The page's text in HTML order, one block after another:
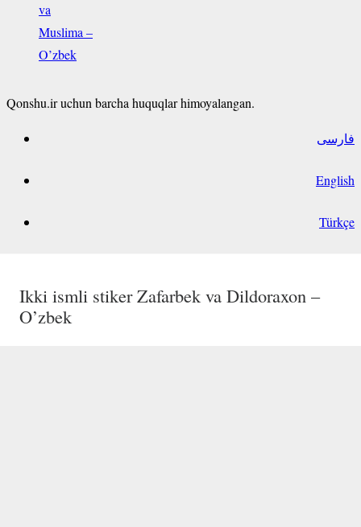
Ikki ismli stiker Javlonbek va Sitora –
O’zbek
Shoh ism stikeri O’zbek
Ikki ismli stiker Islomxon va Madinaxon –
O’zbek
Ikki ismli stiker Zafarbek va Dildoraxon –
O’zbek
va
Muslima –
O’zbek
Qonshu.ir uchun barcha huquqlar himoyalangan.
فارسی
English
Türkçe